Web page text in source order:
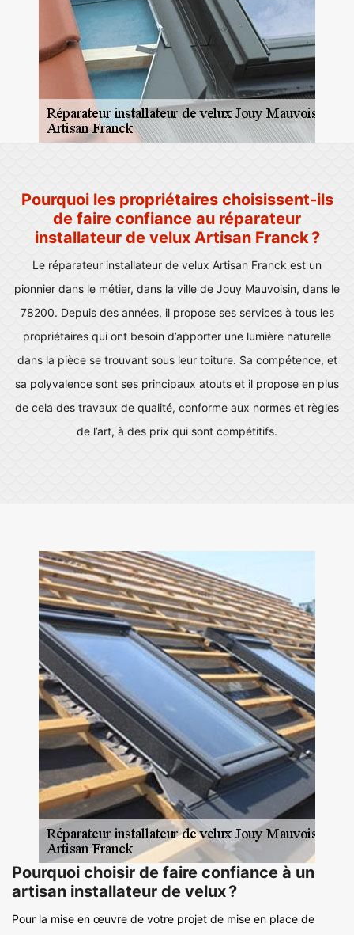
Pourquoi les propriétaires choisissent-ils
de faire confiance au réparateur
installateur de velux Artisan Franck ?
Le réparateur installateur de velux Artisan Franck est un
pionnier dans le métier, dans la ville de Jouy Mauvoisin, dans le
78200. Depuis des années, il propose ses services à tous les
propriétaires qui ont besoin d’apporter une lumière naturelle
dans la pièce se trouvant sous leur toiture. Sa compétence, et
sa polyvalence sont ses principaux atouts et il propose en plus
de cela des travaux de qualité, conforme aux normes et règles
de l’art, à des prix qui sont compétitifs.
Pourquoi choisir de faire confiance à un
artisan installateur de velux ?
Pour la mise en œuvre de votre projet de mise en place de